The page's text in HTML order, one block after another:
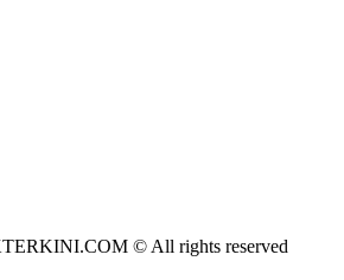
© All rights reserved